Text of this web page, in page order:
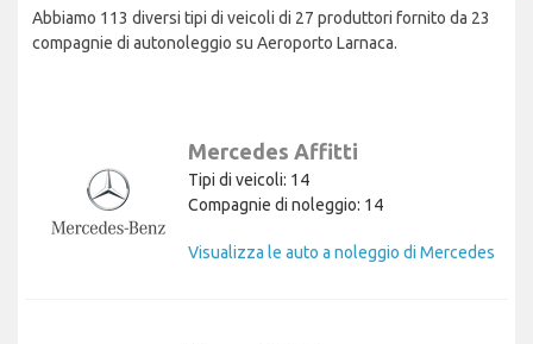
Abbiamo 113 diversi tipi di veicoli di 27 produttori fornito da 23
compagnie di autonoleggio su Aeroporto Larnaca.
Mercedes Affitti
Tipi di veicoli: 14
Compagnie di noleggio: 14
Visualizza le auto a noleggio di Mercedes